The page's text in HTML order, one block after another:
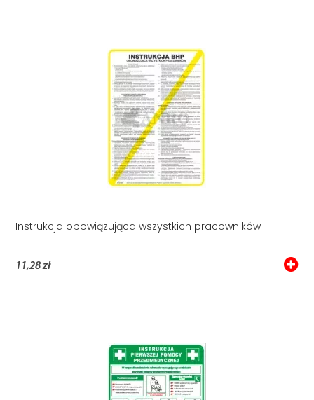
Instrukcja obowiązująca wszystkich pracowników
11,28 zł